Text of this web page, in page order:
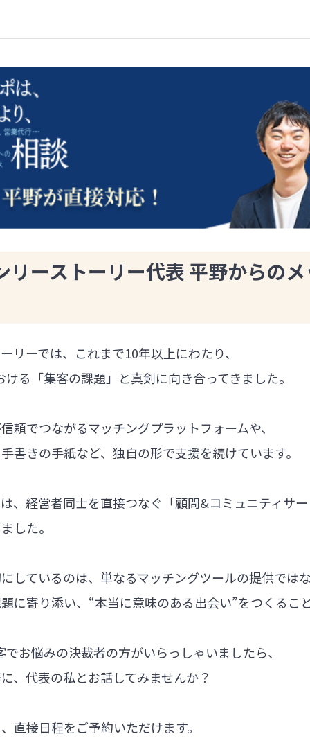
リーストーリー代表 平野からの
リーでは、これまで10年以上にわたり、
る「集客の課題」と真剣に向き合ってきました。
頼でつながるマッチングプラットフォームや、
書きの手紙など、独自の形で支援を続けています。
、経営者同士を直接つなぐ「顧問&コミュニティサ
した。
しているのは、単なるマッチングツールの提供では
に寄り添い、“本当に意味のある出会い”をつくるこ
お悩みの決裁者の方がいらっしゃいましたら、
、代表の私とお話してみませんか？
直接日程をご予約いただけます。